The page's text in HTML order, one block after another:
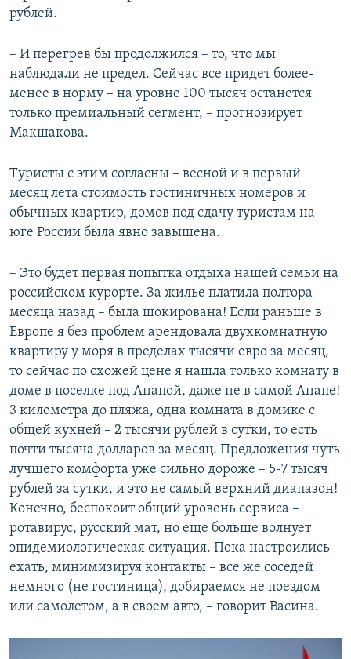
рублей.
– И перегрев бы продолжился – то, что мы
наблюдали не предел. Сейчас все придет более-
менее в норму – на уровне 100 тысяч останется
только премиальный сегмент, – прогнозирует
Макшакова.
Туристы с этим согласны – весной и в первый
месяц лета стоимость гостиничных номеров и
обычных квартир, домов под сдачу туристам на
юге России была явно завышена.
– Это будет первая попытка отдыха нашей семьи на
российском курорте. За жилье платила полтора
месяца назад – была шокирована! Если раньше в
Европе я без проблем арендовала двухкомнатную
квартиру у моря в пределах тысячи евро за месяц,
то сейчас по схожей цене я нашла только комнату в
доме в поселке под Анапой, даже не в самой Анапе!
3 километра до пляжа, одна комната в домике с
общей кухней – 2 тысячи рублей в сутки, то есть
почти тысяча долларов за месяц. Предложения чуть
лучшего комфорта уже сильно дороже – 5-7 тысяч
рублей за сутки, и это не самый верхний диапазон!
Конечно, беспокоит общий уровень сервиса –
ротавирус, русский мат, но еще больше волнует
эпидемиологическая ситуация. Пока настроились
ехать, минимизируя контакты – все же соседей
немного (не гостиница), добираемся не поездом
или самолетом, а в своем авто, – говорит Васина.